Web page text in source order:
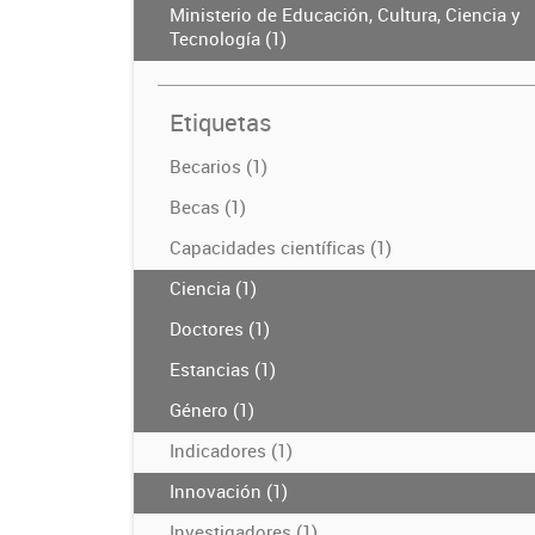
Ministerio de Educación, Cultura, Ciencia y
Tecnología (1)
Etiquetas
Becarios (1)
Becas (1)
Capacidades científicas (1)
Ciencia (1)
Doctores (1)
Estancias (1)
Género (1)
Indicadores (1)
Innovación (1)